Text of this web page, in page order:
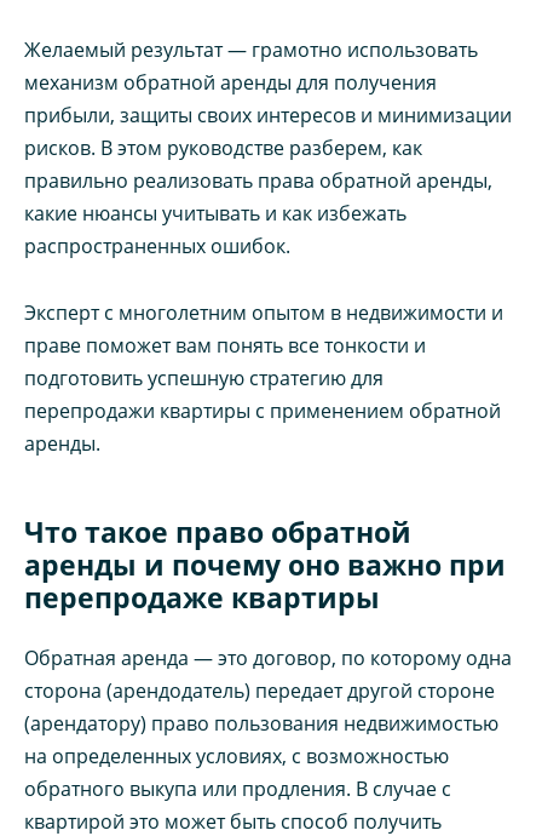
Желаемый результат — грамотно использовать
механизм обратной аренды для получения
прибыли, защиты своих интересов и минимизации
рисков. В этом руководстве разберем, как
правильно реализовать права обратной аренды,
какие нюансы учитывать и как избежать
распространенных ошибок.
Эксперт с многолетним опытом в недвижимости и
праве поможет вам понять все тонкости и
подготовить успешную стратегию для
перепродажи квартиры с применением обратной
аренды.
Что такое право обратной
аренды и почему оно важно при
перепродаже квартиры
Обратная аренда — это договор, по которому одна
сторона (арендодатель) передает другой стороне
(арендатору) право пользования недвижимостью
на определенных условиях, с возможностью
обратного выкупа или продления. В случае с
квартирой это может быть способ получить